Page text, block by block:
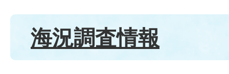
海況調査情報